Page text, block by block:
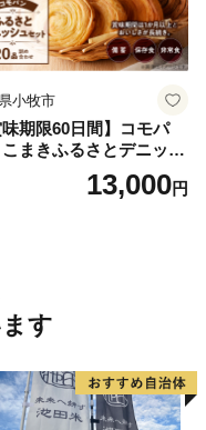
小牧市
味期限60日間】コモパ
まきふるさとデニッシ
ット（20個入り）／災害
蓄 保存食 非常食 防災グ
13,000円
す